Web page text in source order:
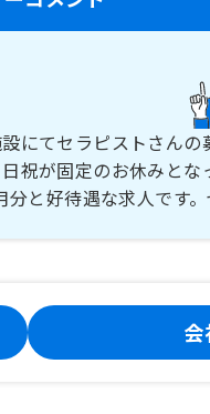
にてセラピストさん
祝が固定のお休みとな
分と好待遇な求人です
会